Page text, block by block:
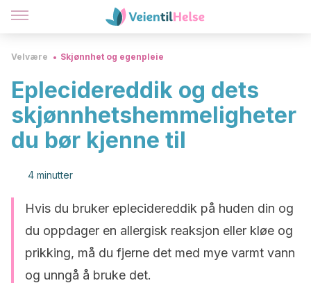
Velvære Skjønnhet og egenpleie
Eplecidereddik og dets
skjønnhetshemmeligheter
du bør kjenne til
4 minutter
Hvis du bruker eplecidereddik på huden din og
du oppdager en allergisk reaksjon eller kløe og
prikking, må du fjerne det med mye varmt vann
og unngå å bruke det.